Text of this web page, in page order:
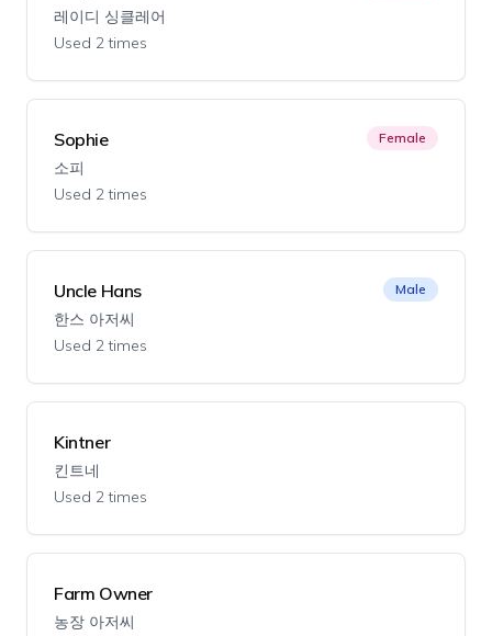
레이디 싱클레어
Used 2 times
Sophie
소피
Used 2 times
Female
Uncle Hans
한스 아저씨
Used 2 times
Male
Kintner
킨트네
Used 2 times
Farm Owner
농장 아저씨